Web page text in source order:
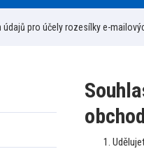
pro účely rozesílky e-